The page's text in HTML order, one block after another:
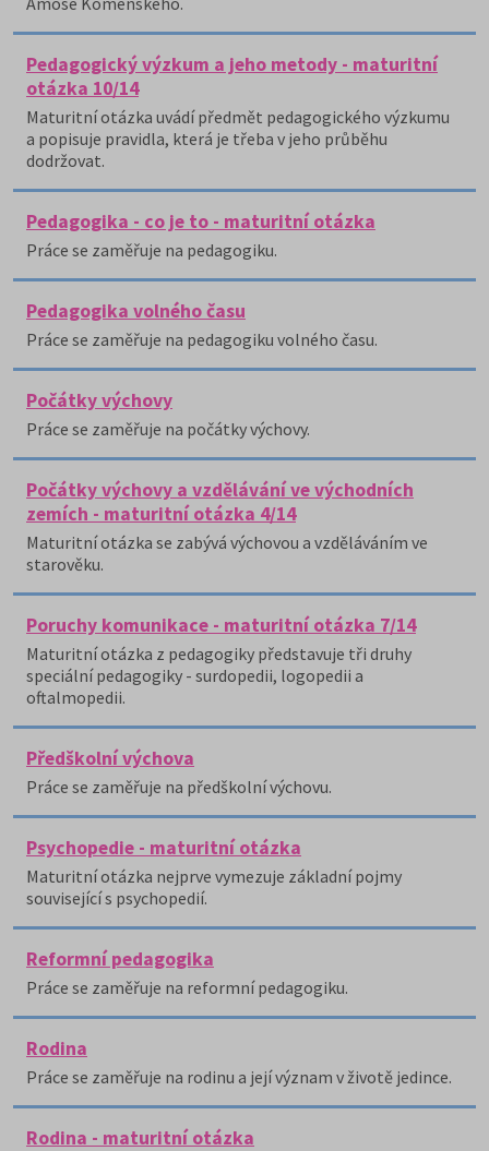
Pedagogický výzkum a jeho metody - maturitní
otázka 10/14
Maturitní otázka uvádí předmět pedagogického výzkumu
a popisuje pravidla, která je třeba v jeho průběhu
dodržovat.
Pedagogika - co je to - maturitní otázka
Práce se zaměřuje na pedagogiku.
Pedagogika volného času
Práce se zaměřuje na pedagogiku volného času.
Počátky výchovy
Práce se zaměřuje na počátky výchovy.
Počátky výchovy a vzdělávání ve východních
zemích - maturitní otázka 4/14
Maturitní otázka se zabývá výchovou a vzděláváním ve
starověku.
Poruchy komunikace - maturitní otázka 7/14
Maturitní otázka z pedagogiky představuje tři druhy
speciální pedagogiky - surdopedii, logopedii a
oftalmopedii.
Předškolní výchova
Práce se zaměřuje na předškolní výchovu.
Psychopedie - maturitní otázka
Maturitní otázka nejprve vymezuje základní pojmy
související s psychopedií.
Reformní pedagogika
Práce se zaměřuje na reformní pedagogiku.
Rodina
Práce se zaměřuje na rodinu a její význam v životě jedince.
Rodina - maturitní otázka